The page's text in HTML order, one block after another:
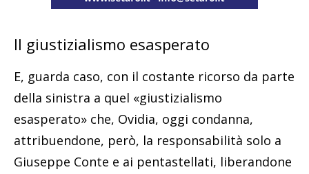
Il giustizialismo esasperato
E, guarda caso, con il costante ricorso da parte
della sinistra a quel «giustizialismo
esasperato» che, Ovidia, oggi condanna,
attribuendone, però, la responsabilità solo a
Giuseppe Conte e ai pentastellati, liberandone